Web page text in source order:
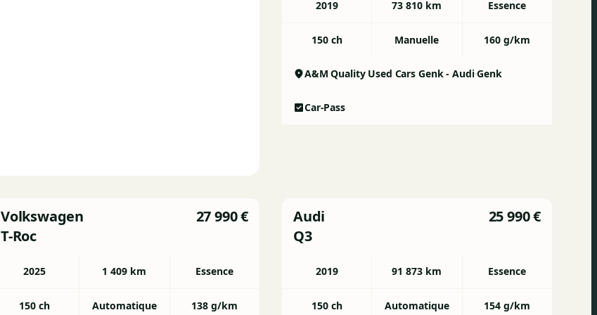
2019 73 810 km Essence
150 ch Manuelle 160 g/km
A&M Quality Used Cars Genk - Audi Genk
Car-Pass
Volkswagen
T-Roc
27 990 €
2025 1 409 km Essence
150 ch Automatique 138 g/km
Audi
Q3
25 990 €
2019 91 873 km Essence
150 ch Automatique 154 g/km